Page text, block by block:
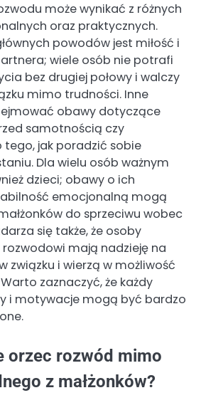
może wynikać z różnych
oraz praktycznych.
powodów jest miłość i
wiele osób nie potrafi
bez drugiej połowy i walczy
mimo trudności. Inne
obawy dotyczące
samotnością czy
jak poradzić sobie
Dla wielu osób ważnym
dzieci; obawy o ich
emocjonalną mogą
do sprzeciwu wobec
się także, że osoby
mają nadzieję na
związku i wierzą w możliwość
zaznaczyć, że każdy
i motywacje mogą być bardzo
orzec rozwód mimo
z małżonków?